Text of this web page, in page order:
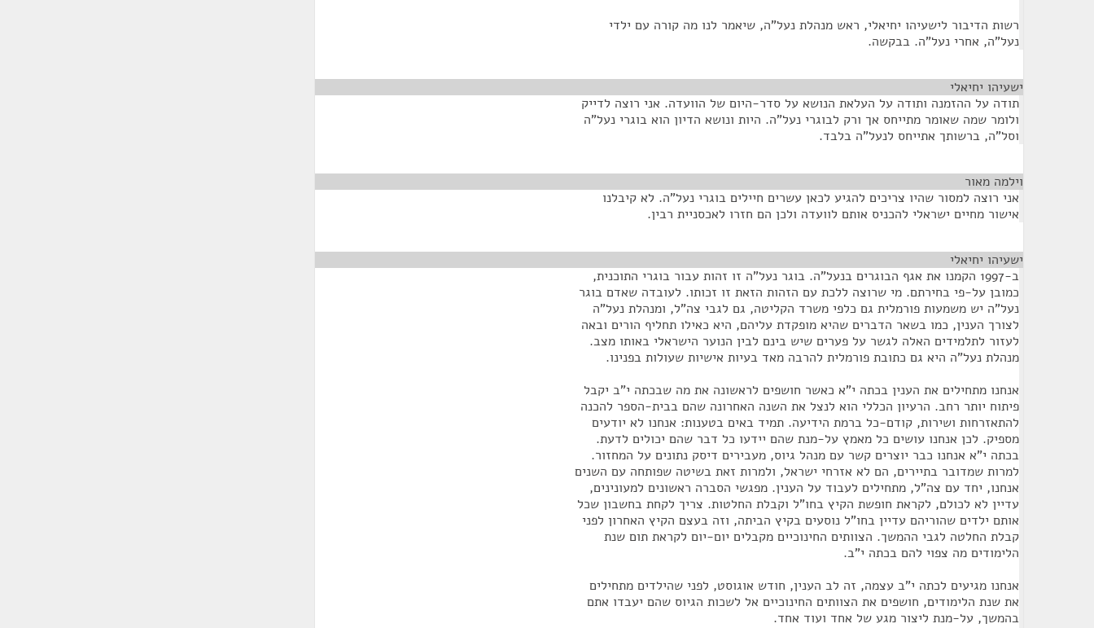
רשות הדיבור לישעיהו יחיאלי, ראש מנהלת נעל"ה, שיאמר לנו מה קורה עם ילדי
נעל"ה, אחרי נעל"ה. בבקשה.
ישעיהו יחיאלי
תודה על ההזמנה ותודה על העלאת הנושא על סדר-היום של הוועדה. אני רוצה לדייק
ולומר שמה שאומר מתייחס אך ורק לבוגרי נעל"ה. היות ונושא הדיון הוא בוגרי נעל"ה
וסל"ה, ברשותך אתייחס לנעל"ה בלבד.
וילמה מאור
אני רוצה למסור שהיו צריכים להגיע לכאן עשרים חיילים בוגרי נעל"ה. לא קיבלנו
אישור מחיים ישראלי להכניס אותם לוועדה ולכן הם חזרו לאכסניית רבין.
ישעיהו יחיאלי
ב-1997 הקמנו את אגף הבוגרים בנעל"ה. בוגר נעל"ה זו זהות עבור בוגרי התוכנית,
כמובן על-פי בחירתם. מי שרוצה ללכת עם הזהות הזאת זו זכותו. לעובדה שאדם בוגר
נעל"ה יש משמעות פורמלית גם כלפי משרד הקליטה, גם לגבי צה"ל, ומנהלת נעל"ה
לצורך הענין, כמו בשאר הדברים שהיא מופקדת עליהם, היא כאילו תחליף הורים ובאה
לעזור לתלמידים האלה לגשר על פערים שיש בינם לבין הנוער הישראלי באותו מצב.
מנהלת נעל"ה היא גם כתובת פורמלית להרבה מאד בעיות אישיות שעולות בפנינו.
אנחנו מתחילים את הענין בכתה י"א כאשר חושפים לראשונה את מה שבכתה י"ב יקבל
פיתוח יותר רחב. הרעיון הכללי הוא לנצל את השנה האחרונה שהם בבית-הספר להכנה
להתאזרחות ושירות, קודם-כל ברמת הידיעה. תמיד באים בטענות: אנחנו לא יודעים
מספיק. לכן אנחנו עושים כל מאמץ על-מנת שהם יידעו כל דבר שהם יכולים לדעת.
בכתה י"א אנחנו כבר יוצרים קשר עם מנהל גיוס, מעבירים דיסק נתונים על המחזור.
למרות שמדובר בתיירים, הם לא אזרחי ישראל, ולמרות זאת בשיטה שפותחה עם השנים
אנחנו, יחד עם צה"ל, מתחילים לעבוד על הענין. מפגשי הסברה ראשונים למעונינים,
עדיין לא לכולם, לקראת חופשת הקיץ בחו"ל וקבלת החלטות. צריך לקחת בחשבון שכל
אותם ילדים שהוריהם עדיין בחו"ל נוסעים בקיץ הביתה, וזה בעצם הקיץ האחרון לפני
קבלת החלטה לגבי ההמשך. הצוותים החינוכיים מקבלים יום-יום לקראת תום שנת
הלימודים מה צפוי להם בכתה י"ב.
אנחנו מגיעים לכתה י"ב עצמה, זה לב הענין, חודש אוגוסט, לפני שהילדים מתחילים
את שנת הלימודים, חושפים את הצוותים החינוכיים אל לשכות הגיוס שהם יעבדו אתם
בהמשך, על-מנת ליצור מגע של אחד ועוד אחד.